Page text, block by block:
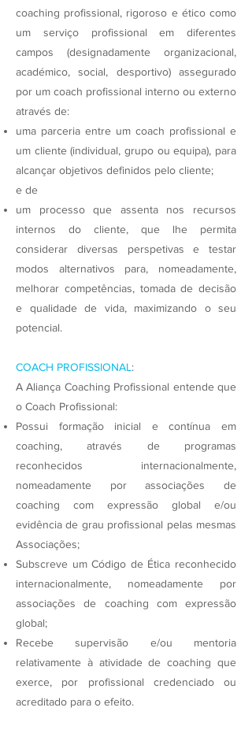
coaching profissional, rigoroso e ético como
um serviço profissional em diferentes
campos (designadamente organizacional,
académico, social, desportivo) assegurado
por um coach profissional interno ou externo
através de:
uma parceria entre um coach profissional e
um cliente (individual, grupo ou equipa), para
alcançar objetivos definidos pelo cliente;
e de
um processo que assenta nos recursos
internos do cliente, que lhe permita
considerar diversas perspetivas e testar
modos alternativos para, nomeadamente,
melhorar competências, tomada de decisão
e qualidade de vida, maximizando o seu
potencial.
COACH PROFISSIONAL :
A Aliança Coaching Profissional entende que
o Coach Profissional:
Possui formação inicial e contínua em
coaching, através de programas
reconhecidos internacionalmente,
nomeadamente por associações de
coaching com expressão global e/ou
evidência de grau profissional pelas mesmas
Associações;
Subscreve um Código de Ética reconhecido
internacionalmente, nomeadamente por
associações de coaching com expressão
global;
Recebe supervisão e/ou mentoria
relativamente à atividade de coaching que
exerce, por profissional credenciado ou
acreditado para o efeito.